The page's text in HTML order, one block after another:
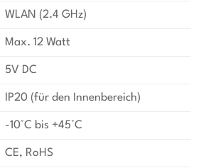
WLAN (2.4 GHz)
Max. 12 Watt
5V DC
IP20 (für den Innenbereich)
-10°C bis +45°C
CE, RoHS